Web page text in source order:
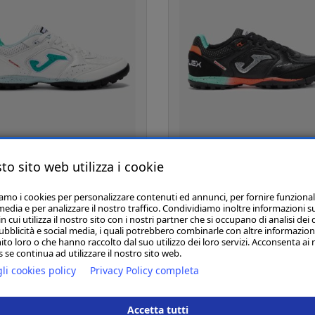
€ 52,00
€ 80,00
TOP FLEX TURF - 2502
WHITE/TURQUOISE
JOMA TOP FLEX TURF -
BLACK
sito web utilizza i cookie
i cookies per personalizzare contenuti ed annunci, per fornire
e per analizzare il nostro traffico. Condividiamo inoltre informazioni
cui utilizza il nostro sito con i nostri partner che si occupano di analisi dei
e social media, i quali potrebbero combinarle con altre
loro o che hanno raccolto dal suo utilizzo dei loro servizi. Acconsenta ai
se continua ad utilizzare il nostro sito web.
cookies policy Privacy Policy completa
Accetta tutti